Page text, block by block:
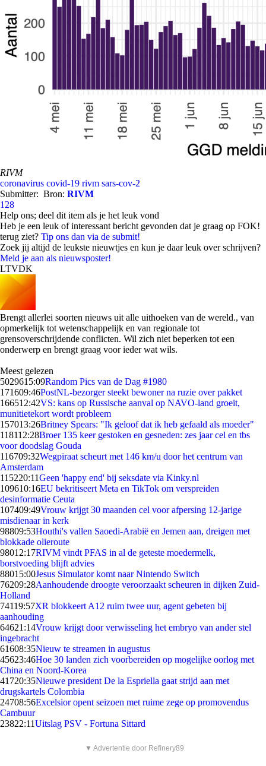
RIVM
coronavirus covid-19 rivm sars-cov-2
Submitter: Bron: RIVM
128
Help ons; deel dit item als je het leuk vond
Heb je een leuk of interessant bericht gevonden dat je graag op FOK!
terug ziet? Tip ons dan via de submit!
Zoek jij altijd de leukste nieuwtjes en kun je daar leuk over schrijven?
Meld je aan als nieuwsposter!
LTVDK
Brengt allerlei soorten nieuws uit alle uithoeken van de wereld., van
opmerkelijk tot wetenschappelijk en van regionale tot
grensoverschrijdende conflicten. Wil zich niet beperken tot een
onderwerp en brengt graag voor ieder wat wils.
Meest gelezen
5029615:09Random Pics van de Dag #1980
171609:46PostNL-bezorger steekt bewoner na ruzie over pakket
166512:42VS: kans op Russische aanval op NAVO-land groeit,
munitietekort wordt probleem
157013:26Britney Spears: "Ik geloof dat ik heb gefaald als moeder"
118112:28Broer 135 keer gestoken en gesneden: zes jaar cel en tbs
voor doodslag Gouda
116709:32Wegpiraat scheurt met 146 km/u door het centrum van
Amsterdam
115220:11Geen 'happy end' bij seksdate via Kinky.nl
109610:16EU bekritiseert Meta en TikTok om verspreiden
desinformatie Ceuta
107409:49Vrouw krijgt 30 maanden cel voor afpersing 12-jarige
misdienaar in kerk
98809:53Houthi's vallen Saoedi-Arabië en Jemen aan, dreigen met
blokkade olieroute
98012:17RIVM vindt PFAS in al de geteste moedermelk,
borstvoeding blijft advies
88015:00Jesus Simulator komt naar Nintendo Switch
76209:28Aanhoudende droogte veroorzaakt scheuren in dijken Zuid-
Holland
74119:57XR blokkeert A12 ruim twee uur, agent gebeten bij
aanhouding
64621:14Vrouw krijgt door verwisseling het embryo van ander stel
ingebracht
61608:35Nieuw te streamen in augustus
45623:46Hoe 30 landen zich voorbereiden op mogelijke oorlog met
China en Noord-Korea
41720:35Nieuwe president De la Espriella gaat strijd aan met
drugskartels Colombia
24708:56Excelsior opent seizoen met ruime zege op promovendus
Cambuur
23822:11Uitslag PSV - Fortuna Sittard
▼ Advertentie door Refinery89